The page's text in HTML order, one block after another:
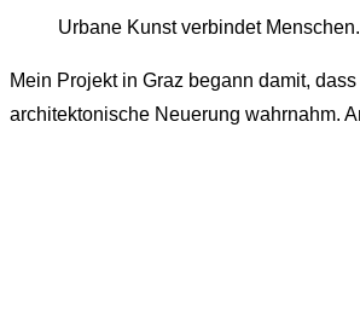
Urbane Kunst verbindet
Mein Projekt in Graz begann damit,
architektonische Neuerung wahrnahm.